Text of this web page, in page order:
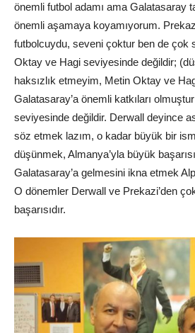
önemli futbol adamı ama Galatasaray
önemli aşamaya koyamıyorum.
futbolcuydu, seveni çoktur ben de çok
Oktay ve Hagi seviyesinde değildir;
haksızlık etmeyim, Metin Oktay ve
Galatasaray’a önemli katkıları
seviyesinde değildir. Derwall deyince
söz etmek lazım, o kadar büyük bir
düşünmek, Almanya’yla büyük
Galatasaray’a gelmesini ikna etmek Alp
O dönemler Derwall ve Prekazi’den
başarısıdır.